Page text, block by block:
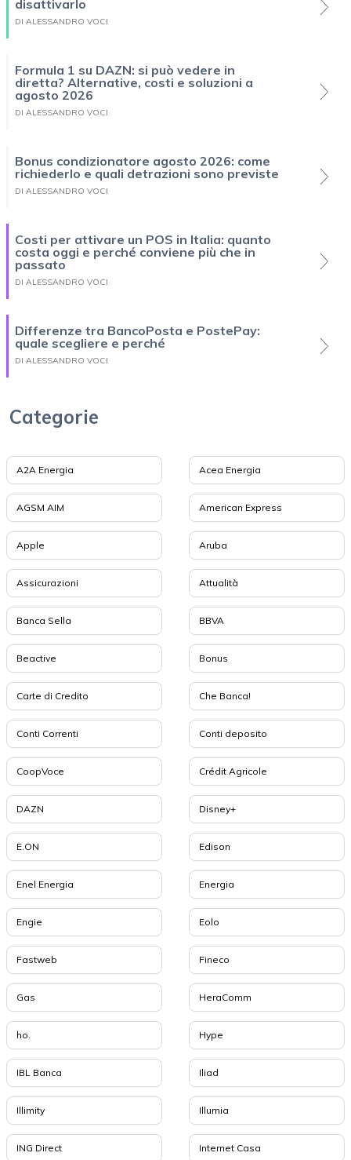
disattivarlo
DI ALESSANDRO VOCI
Formula 1 su DAZN: si può vedere in
diretta? Alternative, costi e soluzioni a
agosto 2026
DI ALESSANDRO VOCI
Bonus condizionatore agosto 2026: come
richiederlo e quali detrazioni sono previste
DI ALESSANDRO VOCI
Costi per attivare un POS in Italia: quanto
costa oggi e perché conviene più che in
passato
DI ALESSANDRO VOCI
Differenze tra BancoPosta e PostePay:
quale scegliere e perché
DI ALESSANDRO VOCI
Categorie
A2A Energia Acea Energia
AGSM AIM American Express
Apple Aruba
Assicurazioni Attualità
Banca Sella BBVA
Beactive Bonus
Carte di Credito Che Banca!
Conti Correnti Conti deposito
CoopVoce Crédit Agricole
DAZN Disney+
E.ON Edison
Enel Energia Energia
Engie Eolo
Fastweb Fineco
Gas HeraComm
ho. Hype
IBL Banca Iliad
Illimity Illumia
ING Direct Internet Casa